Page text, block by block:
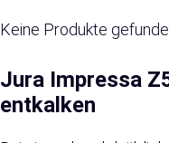
Keine Produkte
Jura Impressa
entkalken